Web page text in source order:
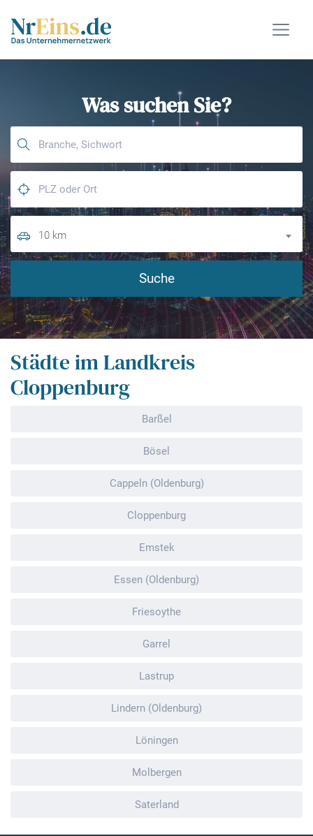
Was suchen Sie?
10 km
Suche
Städte im Landkreis
Cloppenburg
Barßel
Bösel
Cappeln (Oldenburg)
Cloppenburg
Emstek
Essen (Oldenburg)
Friesoythe
Garrel
Lastrup
Lindern (Oldenburg)
Löningen
Molbergen
Saterland